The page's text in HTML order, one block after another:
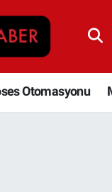
Otomasyonu